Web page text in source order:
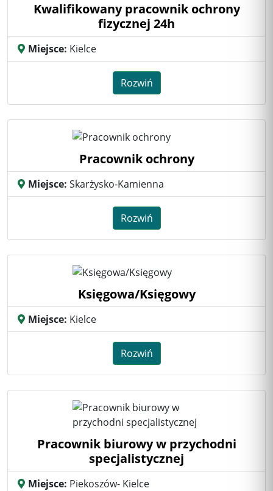
Kwalifikowany pracownik ochrony
fizycznej 24h
Miejsce: Kielce
Rozwiń
Pracownik ochrony
Miejsce: Skarżysko-Kamienna
Rozwiń
Księgowa/Księgowy
Miejsce: Kielce
Rozwiń
Pracownik biurowy w przychodni
specjalistycznej
Miejsce: Piekoszów- Kielce